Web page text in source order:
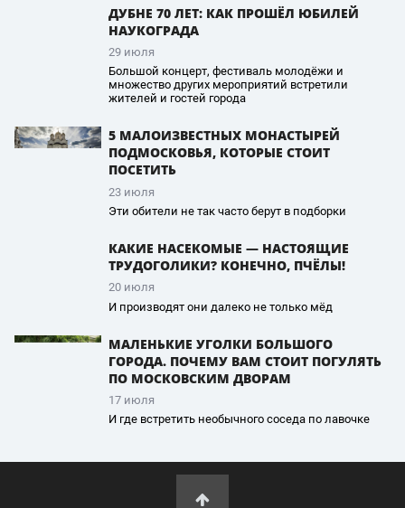
ДУБНЕ 70 ЛЕТ: КАК ПРОШЁЛ ЮБИЛЕЙ
НАУКОГРАДА
29 июля
Большой концерт, фестиваль молодёжи и
множество других мероприятий встретили
жителей и гостей города
5 МАЛОИЗВЕСТНЫХ МОНАСТЫРЕЙ
ПОДМОСКОВЬЯ, КОТОРЫЕ СТОИТ
ПОСЕТИТЬ
23 июля
Эти обители не так часто берут в подборки
КАКИЕ НАСЕКОМЫЕ — НАСТОЯЩИЕ
ТРУДОГОЛИКИ? КОНЕЧНО, ПЧЁЛЫ!
20 июля
И производят они далеко не только мёд
МАЛЕНЬКИЕ УГОЛКИ БОЛЬШОГО
ГОРОДА. ПОЧЕМУ ВАМ СТОИТ ПОГУЛЯТЬ
ПО МОСКОВСКИМ ДВОРАМ
17 июля
И где встретить необычного соседа по лавочке